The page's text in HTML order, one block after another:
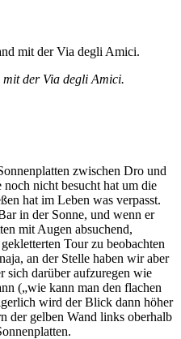
der Via degli Amici.
zwischen Dro und
nicht besucht hat um die
hat im Leben was verpasst.
in der Sonne, und wenn er
mit Augen absuchend,
Tour zu beobachten
an der Stelle haben wir aber
darüber aufzuregen wie
(„wie kann man den flachen
wird der Blick dann höher
der gelben Wand links oberhalb